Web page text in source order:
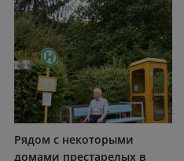
Рядом с некоторыми
домами престарелых в